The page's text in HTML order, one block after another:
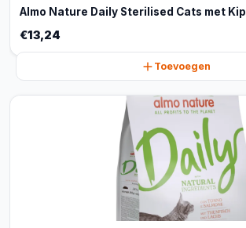
Almo Nature Daily Sterilised Cats met Kip
€13,24
Toevoegen